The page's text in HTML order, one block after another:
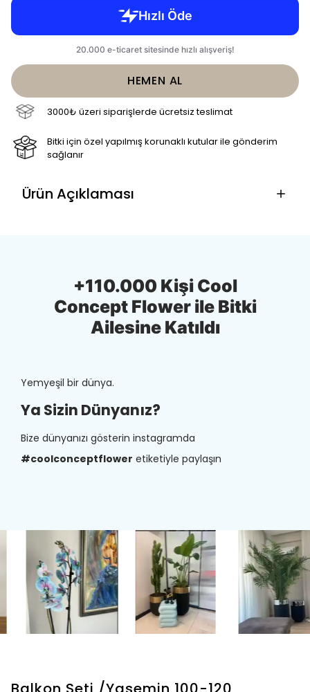
HEMEN AL
3000₺ üzeri siparişlerde ücretsiz teslimat
Bitki için özel yapılmış korunaklı kutular ile gönderim
sağlanır
Ürün Açıklaması
+110.000 Kişi Cool
Concept Flower ile Bitki
Ailesine Katıldı
Yemyeşil bir dünya.
Ya Sizin Dünyanız?
Bize dünyanızı gösterin instagramda
#coolconceptflower etiketiyle paylaşın